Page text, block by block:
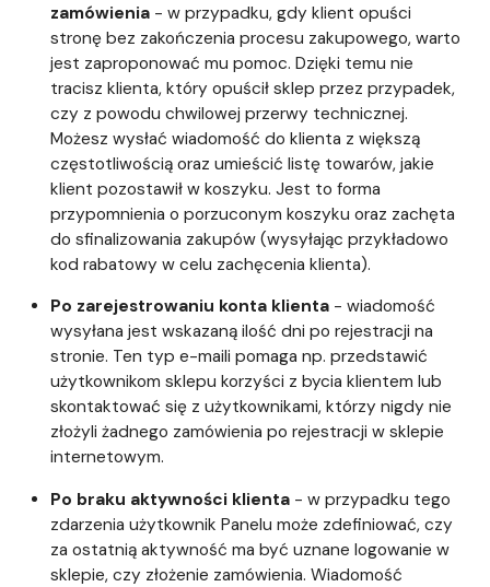
zamówienia- w przypadku, gdy klient opuści
stronę bez zakończenia procesu zakupowego, warto
jest zaproponować mu pomoc. Dzięki temu nie
tracisz klienta, który opuścił sklep przez przypadek,
czy z powodu chwilowej przerwy technicznej.
Możesz wysłać wiadomość do klienta z większą
częstotliwością oraz umieścić listę towarów, jakie
klient pozostawił w koszyku. Jest to forma
przypomnienia o porzuconym koszyku oraz zachęta
do sfinalizowania zakupów (wysyłając przykładowo
kod rabatowy w celu zachęcenia klienta).
Po zarejestrowaniu konta klienta- wiadomość
wysyłana jest wskazaną ilość dni po rejestracji na
stronie. Ten typ e-maili pomaga np. przedstawić
użytkownikom sklepu korzyści z bycia klientem lub
skontaktować się z użytkownikami, którzy nigdy nie
złożyli żadnego zamówienia po rejestracji w sklepie
internetowym.
Po braku aktywności klienta- w przypadku tego
zdarzenia użytkownik Panelu może zdefiniować, czy
za ostatnią aktywność ma być uznane logowanie w
sklepie, czy złożenie zamówienia. Wiadomość